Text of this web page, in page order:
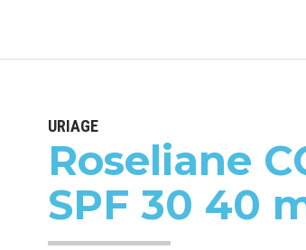
URIAGE
Roseliane
SPF 30 40